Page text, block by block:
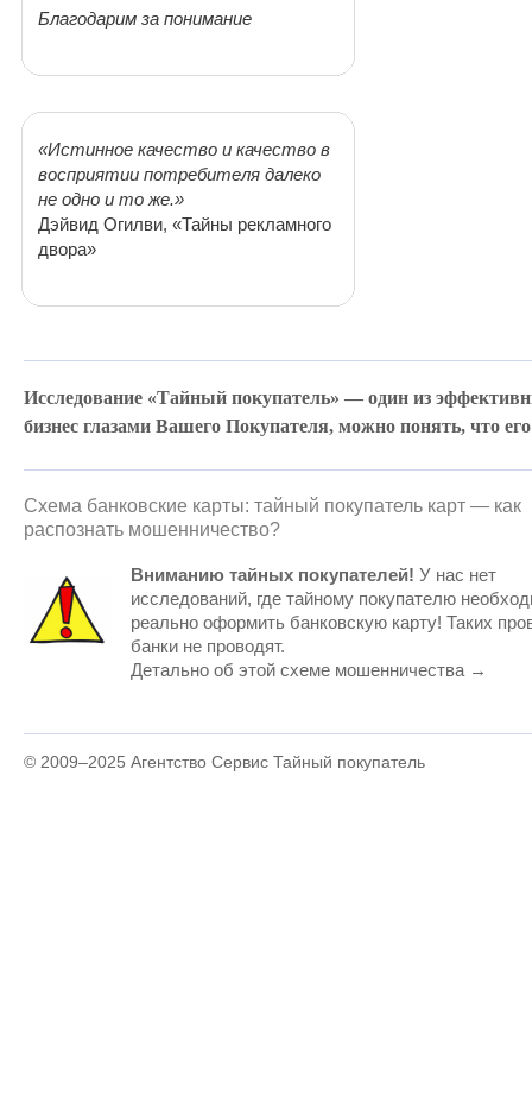
Благодарим за понимание
«Истинное качество и качество в
восприятии потребителя далеко
не одно и то же.»
Дэйвид Огилви, «Тайны рекламного
двора»
Исследование «Тайный покупатель» — один из
бизнес глазами Вашего Покупателя, можно понять, что
Схема банковские карты: тайный покупатель карт — как
распознать мошенничество?
Вниманию тайных покупателей! У нас нет
исследований, где тайному покупателю
реально оформить банковскую карту! Таких
банки не проводят.
Детально об этой схеме мошенничества →
© 2009–2025 Агентство Сервис Тайный покупатель